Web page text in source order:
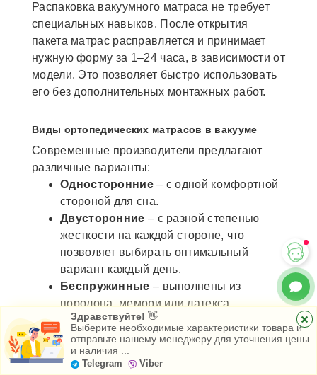
Главная
Распаковка вакуумного матраса не требует
специальных навыков. После открытия
пакета матрас расправляется и принимает
нужную форму за 1–24 часа, в зависимости от
модели. Это позволяет быстро использовать
его без дополнительных монтажных работ.
Виды ортопедических матрасов в вакууме
Современные производители предлагают
различные варианты:
Односторонние– с одной комфортной
стороной для сна.
Двусторонние – с разной степенью
жесткости на каждой стороне, что
позволяет выбирать оптимальный
вариант каждый день.
Беспружинные – выполнены из
поролона, мемори или латекса.
Пружинные– с независимыми
пружинами Pocket или Multipocket для
точечной поддержки позвоночника.
Здравствуйте! 👋
Выберите необходимые характеристики товара и
отправьте нашему менеджеру для уточнения цены
и наличия ...
Telegram Viber